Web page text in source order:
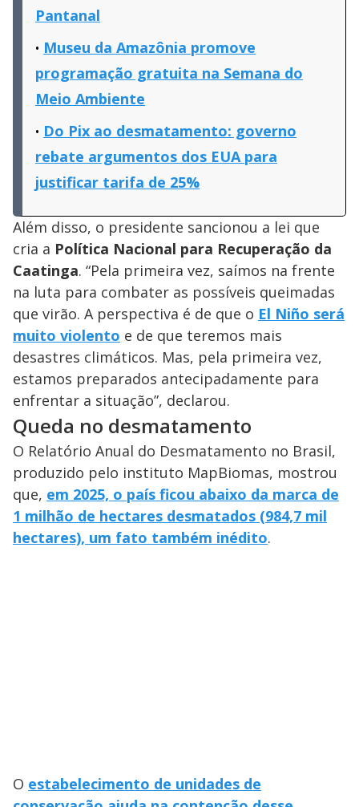
Pantanal
Museu da Amazônia promove
programação gratuita na Semana do
Meio Ambiente
Do Pix ao desmatamento: governo
rebate argumentos dos EUA para
justificar tarifa de 25%
Além disso, o presidente sancionou a lei que
cria a Política Nacional para Recuperação da
Caatinga. “Pela primeira vez, saímos na frente
na luta para combater as possíveis queimadas
que virão. A perspectiva é de que o El Niño será
muito violento e de que teremos mais
desastres climáticos. Mas, pela primeira vez,
estamos preparados antecipadamente para
enfrentar a situação”, declarou.
Queda no desmatamento
O Relatório Anual do Desmatamento no Brasil,
produzido pelo instituto MapBiomas, mostrou
que, em 2025, o país ficou abaixo da marca de
1 milhão de hectares desmatados (984,7 mil
hectares), um fato também inédito.
O estabelecimento de unidades de